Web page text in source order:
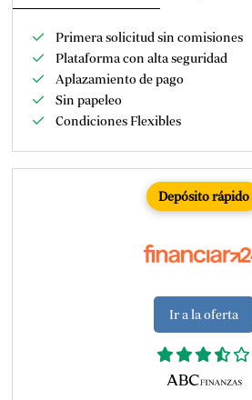
Primera solicitud sin comisiones
Plataforma con alta seguridad
Aplazamiento de pago
Sin papeleo
Condiciones Flexibles
Depósito rápido
Ir a la oferta